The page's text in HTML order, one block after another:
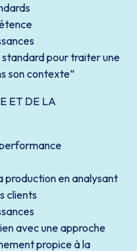
standard pour traiter une
son contexte”
ET DE LA
production en analysant
clients
avec une approche
propice à la